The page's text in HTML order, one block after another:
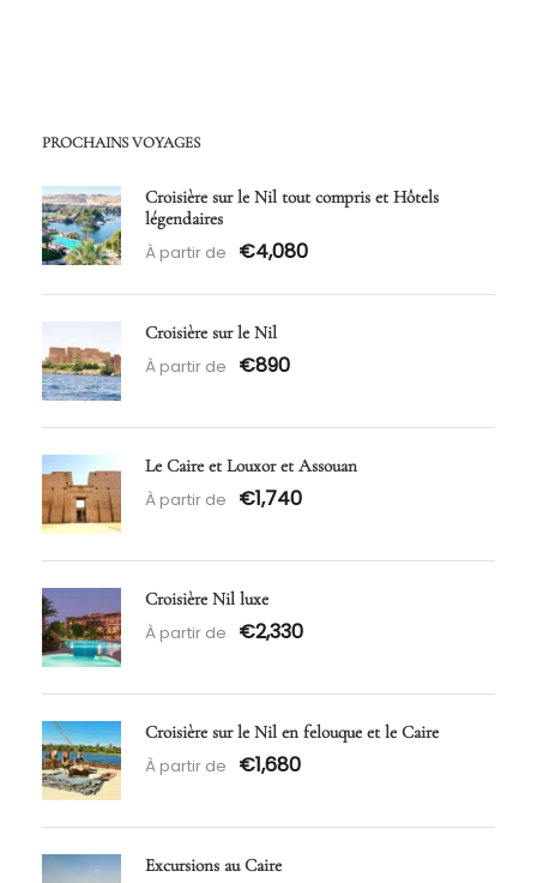
PROCHAINS VOYAGES
Croisière sur le Nil tout compris et Hôtels
légendaires
À partir de €4,080
Croisière sur le Nil
À partir de €890
Le Caire et Louxor et Assouan
À partir de €1,740
Croisière Nil luxe
À partir de €2,330
Croisière sur le Nil en felouque et le Caire
À partir de €1,680
Excursions au Caire